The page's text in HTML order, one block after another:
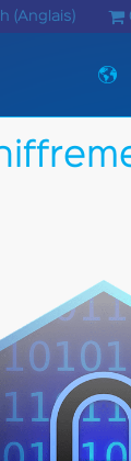
( Anglais)